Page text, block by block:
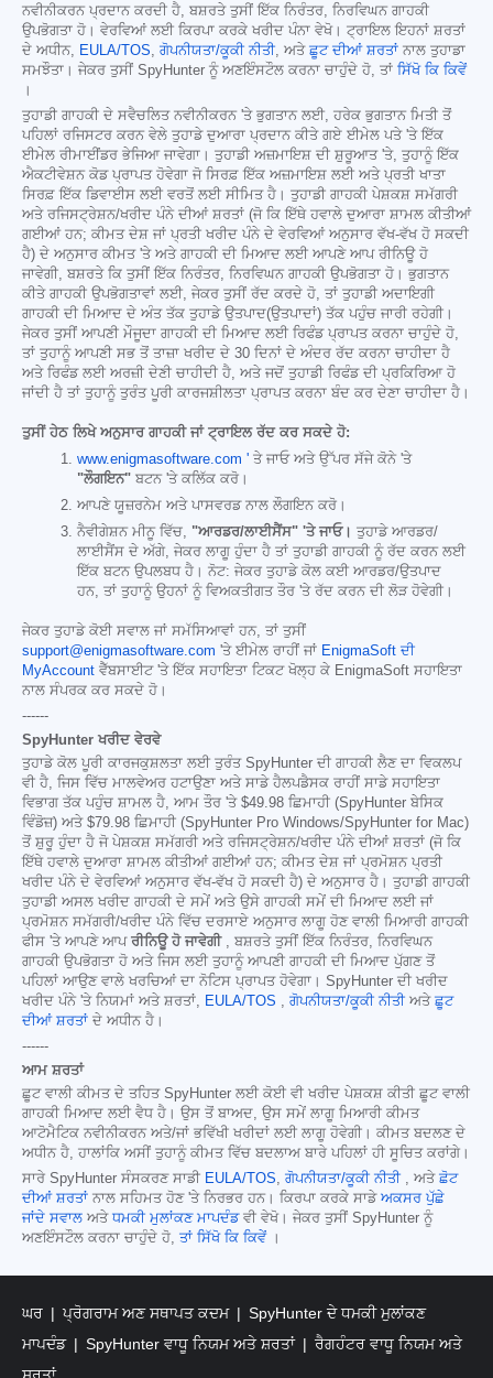
ਨਵੀਨੀਕਰਨ ਪ੍ਰਦਾਨ ਕਰਦੀ ਹੈ, ਬਸ਼ਰਤੇ ਤੁਸੀਂ ਇੱਕ ਨਿਰੰਤਰ, ਨਿਰਵਿਘਨ ਗਾਹਕੀ
ਉਪਭੋਗਤਾ ਹੋ। ਵੇਰਵਿਆਂ ਲਈ ਕਿਰਪਾ ਕਰਕੇ ਖਰੀਦ ਪੰਨਾ ਵੇਖੋ। ਟ੍ਰਾਇਲ ਇਹਨਾਂ ਸ਼ਰਤਾਂ
ਦੇ ਅਧੀਨ,
EULA/TOS ਗੋਪਨੀਯਤਾ/ਕੂਕੀ ਨੀਤੀ , ਅਤੇ ਛੂਟ ਦੀਆਂ ਸ਼ਰਤਾਂ ਨਾਲ ਤੁਹਾਡਾ
ਸਮਝੌਤਾ। ਜੇਕਰ ਤੁਸੀਂ SpyHunter ਨੂੰ ਅਣਇੰਸਟੌਲ ਕਰਨਾ ਚਾਹੁੰਦੇ ਹੋ, ਤਾਂ ਸਿੱਖੋ ਕਿ ਕਿਵੇਂ
।
ਤੁਹਾਡੀ ਗਾਹਕੀ ਦੇ ਸਵੈਚਲਿਤ ਨਵੀਨੀਕਰਨ 'ਤੇ ਭੁਗਤਾਨ ਲਈ, ਹਰੇਕ ਭੁਗਤਾਨ ਮਿਤੀ ਤੋਂ
ਪਹਿਲਾਂ ਰਜਿਸਟਰ ਕਰਨ ਵੇਲੇ ਤੁਹਾਡੇ ਦੁਆਰਾ ਪ੍ਰਦਾਨ ਕੀਤੇ ਗਏ ਈਮੇਲ ਪਤੇ 'ਤੇ ਇੱਕ
ਈਮੇਲ ਰੀਮਾਈਂਡਰ ਭੇਜਿਆ ਜਾਵੇਗਾ। ਤੁਹਾਡੀ ਅਜ਼ਮਾਇਸ਼ ਦੀ ਸ਼ੁਰੂਆਤ 'ਤੇ, ਤੁਹਾਨੂੰ ਇੱਕ
ਐਕਟੀਵੇਸ਼ਨ ਕੋਡ ਪ੍ਰਾਪਤ ਹੋਵੇਗਾ ਜੋ ਸਿਰਫ਼ ਇੱਕ ਅਜ਼ਮਾਇਸ਼ ਲਈ ਅਤੇ ਪ੍ਰਤੀ ਖਾਤਾ
ਸਿਰਫ਼ ਇੱਕ ਡਿਵਾਈਸ ਲਈ ਵਰਤੋਂ ਲਈ ਸੀਮਿਤ ਹੈ। ਤੁਹਾਡੀ ਗਾਹਕੀ ਪੇਸ਼ਕਸ਼ ਸਮੱਗਰੀ
ਅਤੇ ਰਜਿਸਟ੍ਰੇਸ਼ਨ/ਖਰੀਦ ਪੰਨੇ ਦੀਆਂ ਸ਼ਰਤਾਂ (ਜੋ ਕਿ ਇੱਥੇ ਹਵਾਲੇ ਦੁਆਰਾ ਸ਼ਾਮਲ ਕੀਤੀਆਂ
ਗਈਆਂ ਹਨ; ਕੀਮਤ ਦੇਸ਼ ਜਾਂ ਪ੍ਰਤੀ ਖਰੀਦ ਪੰਨੇ ਦੇ ਵੇਰਵਿਆਂ ਅਨੁਸਾਰ ਵੱਖ-ਵੱਖ ਹੋ ਸਕਦੀ
ਹੈ) ਦੇ ਅਨੁਸਾਰ ਕੀਮਤ 'ਤੇ ਅਤੇ ਗਾਹਕੀ ਦੀ ਮਿਆਦ ਲਈ ਆਪਣੇ ਆਪ ਰੀਨਿਊ ਹੋ
ਜਾਵੇਗੀ, ਬਸ਼ਰਤੇ ਕਿ ਤੁਸੀਂ ਇੱਕ ਨਿਰੰਤਰ, ਨਿਰਵਿਘਨ ਗਾਹਕੀ ਉਪਭੋਗਤਾ ਹੋ। ਭੁਗਤਾਨ
ਕੀਤੇ ਗਾਹਕੀ ਉਪਭੋਗਤਾਵਾਂ ਲਈ, ਜੇਕਰ ਤੁਸੀਂ ਰੱਦ ਕਰਦੇ ਹੋ, ਤਾਂ ਤੁਹਾਡੀ ਅਦਾਇਗੀ
ਗਾਹਕੀ ਦੀ ਮਿਆਦ ਦੇ ਅੰਤ ਤੱਕ ਤੁਹਾਡੇ ਉਤਪਾਦ(ਉਤਪਾਦਾਂ) ਤੱਕ ਪਹੁੰਚ ਜਾਰੀ ਰਹੇਗੀ।
ਜੇਕਰ ਤੁਸੀਂ ਆਪਣੀ ਮੌਜੂਦਾ ਗਾਹਕੀ ਦੀ ਮਿਆਦ ਲਈ ਰਿਫੰਡ ਪ੍ਰਾਪਤ ਕਰਨਾ ਚਾਹੁੰਦੇ ਹੋ,
ਤਾਂ ਤੁਹਾਨੂੰ ਆਪਣੀ ਸਭ ਤੋਂ ਤਾਜ਼ਾ ਖਰੀਦ ਦੇ 30 ਦਿਨਾਂ ਦੇ ਅੰਦਰ ਰੱਦ ਕਰਨਾ ਚਾਹੀਦਾ ਹੈ
ਅਤੇ ਰਿਫੰਡ ਲਈ ਅਰਜ਼ੀ ਦੇਣੀ ਚਾਹੀਦੀ ਹੈ, ਅਤੇ ਜਦੋਂ ਤੁਹਾਡੀ ਰਿਫੰਡ ਦੀ ਪ੍ਰਕਿਰਿਆ ਹੋ
ਜਾਂਦੀ ਹੈ ਤਾਂ ਤੁਹਾਨੂੰ ਤੁਰੰਤ ਪੂਰੀ ਕਾਰਜਸ਼ੀਲਤਾ ਪ੍ਰਾਪਤ ਕਰਨਾ ਬੰਦ ਕਰ ਦੇਣਾ ਚਾਹੀਦਾ ਹੈ।
ਤੁਸੀਂ ਹੇਠ ਲਿਖੇ ਅਨੁਸਾਰ ਗਾਹਕੀ ਜਾਂ ਟ੍ਰਾਇਲ ਰੱਦ ਕਰ ਸਕਦੇ ਹੋ:
www.enigmasoftware.com ' ਤੇ ਜਾਓ ਅਤੇ ਉੱਪਰ ਸੱਜੇ ਕੋਨੇ 'ਤੇ
"ਲੌਗਇਨ" ਬਟਨ 'ਤੇ ਕਲਿੱਕ ਕਰੋ।
ਆਪਣੇ ਯੂਜ਼ਰਨੇਮ ਅਤੇ ਪਾਸਵਰਡ ਨਾਲ ਲੌਗਇਨ ਕਰੋ।
ਨੈਵੀਗੇਸ਼ਨ ਮੀਨੂ ਵਿੱਚ, "ਆਰਡਰ/ਲਾਈਸੈਂਸ" 'ਤੇ ਜਾਓ। ਤੁਹਾਡੇ ਆਰਡਰ/
ਲਾਈਸੈਂਸ ਦੇ ਅੱਗੇ, ਜੇਕਰ ਲਾਗੂ ਹੁੰਦਾ ਹੈ ਤਾਂ ਤੁਹਾਡੀ ਗਾਹਕੀ ਨੂੰ ਰੱਦ ਕਰਨ ਲਈ
ਇੱਕ ਬਟਨ ਉਪਲਬਧ ਹੈ। ਨੋਟ: ਜੇਕਰ ਤੁਹਾਡੇ ਕੋਲ ਕਈ ਆਰਡਰ/ਉਤਪਾਦ
ਹਨ, ਤਾਂ ਤੁਹਾਨੂੰ ਉਹਨਾਂ ਨੂੰ ਵਿਅਕਤੀਗਤ ਤੌਰ 'ਤੇ ਰੱਦ ਕਰਨ ਦੀ ਲੋੜ ਹੋਵੇਗੀ।
ਜੇਕਰ ਤੁਹਾਡੇ ਕੋਈ ਸਵਾਲ ਜਾਂ ਸਮੱਸਿਆਵਾਂ ਹਨ, ਤਾਂ ਤੁਸੀਂ
support@enigmasoftware.com 'ਤੇ ਈਮੇਲ ਰਾਹੀਂ ਜਾਂ EnigmaSoft ਦੀ
MyAccount ਵੈੱਬਸਾਈਟ 'ਤੇ ਇੱਕ ਸਹਾਇਤਾ ਟਿਕਟ ਖੋਲ੍ਹ ਕੇ EnigmaSoft ਸਹਾਇਤਾ
ਨਾਲ ਸੰਪਰਕ ਕਰ ਸਕਦੇ ਹੋ।
------
SpyHunter ਖਰੀਦ ਵੇਰਵੇ
ਤੁਹਾਡੇ ਕੋਲ ਪੂਰੀ ਕਾਰਜਕੁਸ਼ਲਤਾ ਲਈ ਤੁਰੰਤ SpyHunter ਦੀ ਗਾਹਕੀ ਲੈਣ ਦਾ ਵਿਕਲਪ
ਵੀ ਹੈ, ਜਿਸ ਵਿੱਚ ਮਾਲਵੇਅਰ ਹਟਾਉਣਾ ਅਤੇ ਸਾਡੇ ਹੈਲਪਡੈਸਕ ਰਾਹੀਂ ਸਾਡੇ ਸਹਾਇਤਾ
ਵਿਭਾਗ ਤੱਕ ਪਹੁੰਚ ਸ਼ਾਮਲ ਹੈ, ਆਮ ਤੌਰ 'ਤੇ $49.98 ਛਿਮਾਹੀ (SpyHunter ਬੇਸਿਕ
ਵਿੰਡੋਜ਼) ਅਤੇ $79.98 ਛਿਮਾਹੀ (SpyHunter Pro Windows/SpyHunter for Mac)
ਤੋਂ ਸ਼ੁਰੂ ਹੁੰਦਾ ਹੈ ਜੋ ਪੇਸ਼ਕਸ਼ ਸਮੱਗਰੀ ਅਤੇ ਰਜਿਸਟ੍ਰੇਸ਼ਨ/ਖਰੀਦ ਪੰਨੇ ਦੀਆਂ ਸ਼ਰਤਾਂ (ਜੋ ਕਿ
ਇੱਥੇ ਹਵਾਲੇ ਦੁਆਰਾ ਸ਼ਾਮਲ ਕੀਤੀਆਂ ਗਈਆਂ ਹਨ; ਕੀਮਤ ਦੇਸ਼ ਜਾਂ ਪ੍ਰਮੋਸ਼ਨ ਪ੍ਰਤੀ
ਖਰੀਦ ਪੰਨੇ ਦੇ ਵੇਰਵਿਆਂ ਅਨੁਸਾਰ ਵੱਖ-ਵੱਖ ਹੋ ਸਕਦੀ ਹੈ) ਦੇ ਅਨੁਸਾਰ ਹੈ। ਤੁਹਾਡੀ ਗਾਹਕੀ
ਤੁਹਾਡੀ ਅਸਲ ਖਰੀਦ ਗਾਹਕੀ ਦੇ ਸਮੇਂ ਅਤੇ ਉਸੇ ਗਾਹਕੀ ਸਮੇਂ ਦੀ ਮਿਆਦ ਲਈ ਜਾਂ
ਪ੍ਰਮੋਸ਼ਨ ਸਮੱਗਰੀ/ਖਰੀਦ ਪੰਨੇ ਵਿੱਚ ਦਰਸਾਏ ਅਨੁਸਾਰ ਲਾਗੂ ਹੋਣ ਵਾਲੀ ਮਿਆਰੀ ਗਾਹਕੀ
ਫੀਸ 'ਤੇ ਆਪਣੇ ਆਪ ਰੀਨਿਊ ਹੋ ਜਾਵੇਗੀ, ਬਸ਼ਰਤੇ ਤੁਸੀਂ ਇੱਕ ਨਿਰੰਤਰ, ਨਿਰਵਿਘਨ
ਗਾਹਕੀ ਉਪਭੋਗਤਾ ਹੋ ਅਤੇ ਜਿਸ ਲਈ ਤੁਹਾਨੂੰ ਆਪਣੀ ਗਾਹਕੀ ਦੀ ਮਿਆਦ ਪੁੱਗਣ ਤੋਂ
ਪਹਿਲਾਂ ਆਉਣ ਵਾਲੇ ਖਰਚਿਆਂ ਦਾ ਨੋਟਿਸ ਪ੍ਰਾਪਤ ਹੋਵੇਗਾ। SpyHunter ਦੀ ਖਰੀਦ
ਖਰੀਦ ਪੰਨੇ 'ਤੇ ਨਿਯਮਾਂ ਅਤੇ ਸ਼ਰਤਾਂ, EULA/TOS , ਗੋਪਨੀਯਤਾ/ਕੂਕੀ ਨੀਤੀ ਅਤੇ ਛੂਟ
ਦੀਆਂ ਸ਼ਰਤਾਂ ਦੇ ਅਧੀਨ ਹੈ।
------
ਆਮ ਸ਼ਰਤਾਂ
ਛੂਟ ਵਾਲੀ ਕੀਮਤ ਦੇ ਤਹਿਤ SpyHunter ਲਈ ਕੋਈ ਵੀ ਖਰੀਦ ਪੇਸ਼ਕਸ਼ ਕੀਤੀ ਛੂਟ ਵਾਲੀ
ਗਾਹਕੀ ਮਿਆਦ ਲਈ ਵੈਧ ਹੈ। ਉਸ ਤੋਂ ਬਾਅਦ, ਉਸ ਸਮੇਂ ਲਾਗੂ ਮਿਆਰੀ ਕੀਮਤ
ਆਟੋਮੈਟਿਕ ਨਵੀਨੀਕਰਨ ਅਤੇ/ਜਾਂ ਭਵਿੱਖੀ ਖਰੀਦਾਂ ਲਈ ਲਾਗੂ ਹੋਵੇਗੀ। ਕੀਮਤ ਬਦਲਣ ਦੇ
ਅਧੀਨ ਹੈ, ਹਾਲਾਂਕਿ ਅਸੀਂ ਤੁਹਾਨੂੰ ਕੀਮਤ ਵਿੱਚ ਬਦਲਾਅ ਬਾਰੇ ਪਹਿਲਾਂ ਹੀ ਸੂਚਿਤ ਕਰਾਂਗੇ।
ਸਾਰੇ SpyHunter ਸੰਸਕਰਣ ਸਾਡੀ EULA/TOS, ਗੋਪਨੀਯਤਾ/ਕੂਕੀ ਨੀਤੀ , ਅਤੇ ਛੋਟ
ਦੀਆਂ ਸ਼ਰਤਾਂ ਨਾਲ ਸਹਿਮਤ ਹੋਣ 'ਤੇ ਨਿਰਭਰ ਹਨ। ਕਿਰਪਾ ਕਰਕੇ ਸਾਡੇ ਅਕਸਰ ਪੁੱਛੇ
ਜਾਂਦੇ ਸਵਾਲ ਅਤੇ ਧਮਕੀ ਮੁਲਾਂਕਣ ਮਾਪਦੰਡਵੀ ਵੇਖੋ। ਜੇਕਰ ਤੁਸੀਂ SpyHunter ਨੂੰ
ਅਣਇੰਸਟੌਲ ਕਰਨਾ ਚਾਹੁੰਦੇ ਹੋ, ਤਾਂ ਸਿੱਖੋ ਕਿ ਕਿਵੇਂ।
ਘਰ ਪ੍ਰੋਗਰਾਮ ਅਣ ਸਥਾਪਤ ਕਦਮ
SpyHunter ਦੇ ਧਮਕੀ ਮੁਲਾਂਕਣ
ਮਾਪਦੰਡ
SpyHunter ਵਾਧੂ ਨਿਯਮ ਅਤੇ ਸ਼ਰਤਾਂ
ਰੈਗਹੰਟਰ ਵਾਧੂ ਨਿਯਮ ਅਤੇ